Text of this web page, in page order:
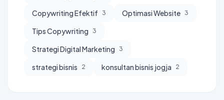
Copywriting Efektif 3 Optimasi Website 3
Tips Copywriting 3
Strategi Digital Marketing 3
strategi bisnis 2 konsultan bisnis jogja 2